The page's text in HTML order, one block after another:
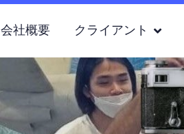
会社概要 クライアント